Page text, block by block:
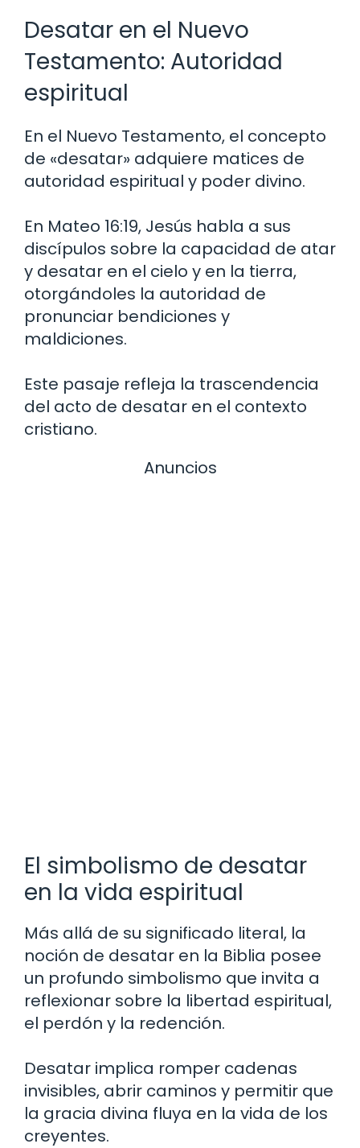
Desatar en el Nuevo
Testamento: Autoridad
espiritual
En el Nuevo Testamento, el concepto
de «desatar» adquiere matices de
autoridad espiritual y poder divino.
En Mateo 16:19, Jesús habla a sus
discípulos sobre la capacidad de atar
y desatar en el cielo y en la tierra,
otorgándoles la autoridad de
pronunciar bendiciones y
maldiciones.
Este pasaje refleja la trascendencia
del acto de desatar en el contexto
cristiano.
Anuncios
El simbolismo de desatar
en la vida espiritual
Más allá de su significado literal, la
noción de desatar en la Biblia posee
un profundo simbolismo que invita a
reflexionar sobre la libertad espiritual,
el perdón y la redención.
Desatar implica romper cadenas
invisibles, abrir caminos y permitir que
la gracia divina fluya en la vida de los
creyentes.